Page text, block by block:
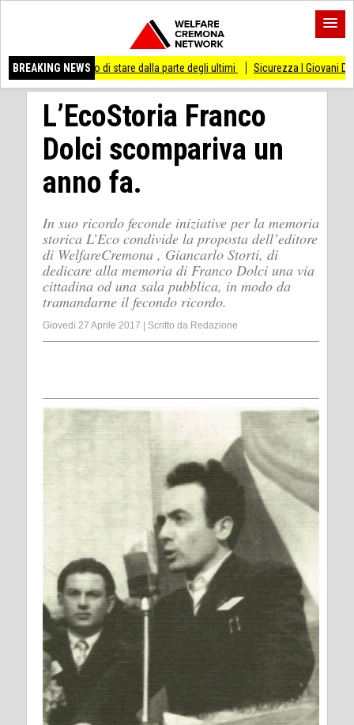
BREAKING NEWS
di stare dalla parte degli ultimi Sicurezza I Giovani Democratici
L’EcoStoria Franco
Dolci scompariva un
anno fa.
In suo ricordo feconde iniziative per la memoria
storica L’Eco condivide la proposta dell’editore
di WelfareCremona , Giancarlo Storti, di
dedicare alla memoria di Franco Dolci una via
cittadina od una sala pubblica, in modo da
tramandarne il fecondo ricordo.
Giovedì 27 Aprile 2017 Scritto da Redazione